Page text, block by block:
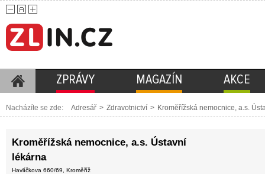
ZPRÁVY MAGAZÍN AKCE
Nacházíte se zde: Adresář > Zdravotnictví > Kroměřížská nemocnice, a.s.
Kroměřížská nemocnice, a.s. Ústavní
lékárna
Havlíčkova 660/69, Kroměříž